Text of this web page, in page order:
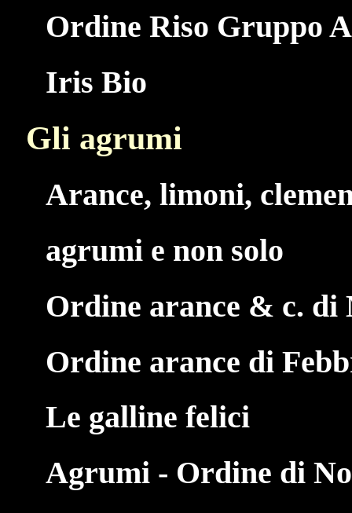
Ordine Riso Gruppo
Iris Bio
Gli agrumi
Arance, limoni,
agrumi e non solo
Ordine arance & c. di
Ordine arance di
Le galline felici
Agrumi - Ordine di